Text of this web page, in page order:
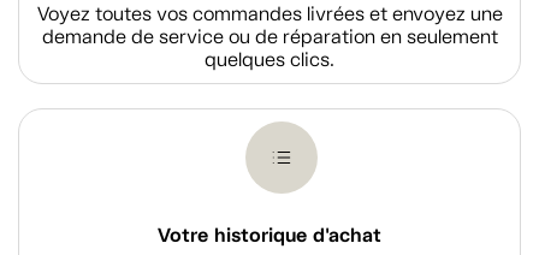
Voyez toutes vos commandes livrées et envoyez une
demande de service ou de réparation en seulement
quelques clics.
Votre historique d'achat